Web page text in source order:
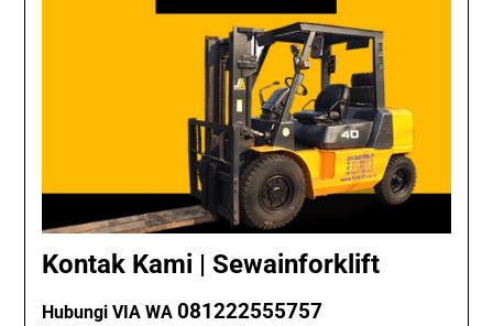
Kontak Kami | Sewainforklift
Hubungi VIA WA081222555757